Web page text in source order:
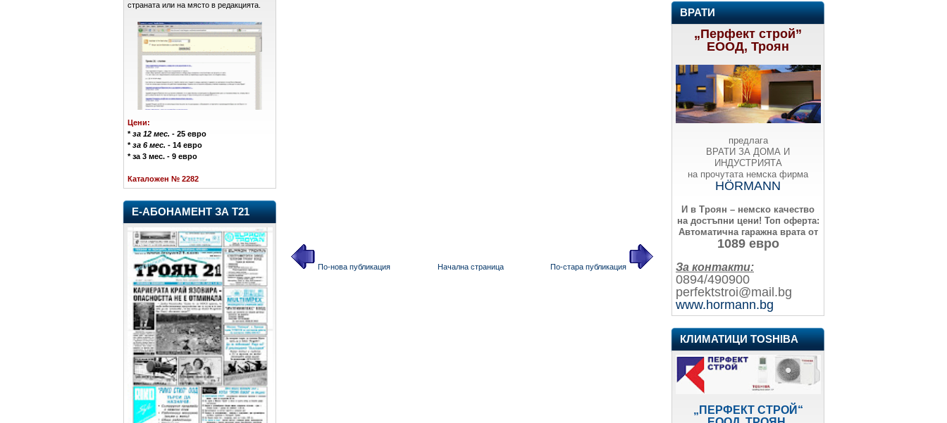
страната или на място в редакцията.
Цени:
*за 12 мес. - 25 евро
*за 6 мес. - 14 евро
* за 3 мес. - 9 евро
Каталожен № 2282
Е-АБОНАМЕНТ ЗА Т21
По-нова публикация По-стара публикация
Начална страница
ВРАТИ
„Перфект строй”
ЕООД, Троян
предлага
ВРАТИ ЗА ДОМА И
ИНДУСТРИЯТА
на прочутата немска фирма
HÖRMANN
И в Троян – немско качество
на достъпни цени! Топ оферта:
Автоматична гаражна врата от
1089 евро
За контакти:
0894/490900
perfektstroi@mail.bg
www.hormann.bg
КЛИМАТИЦИ TOSHIBA
„ПЕРФЕКТ СТРОЙ“